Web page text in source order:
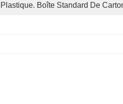
Plastique. Boîte Standard De